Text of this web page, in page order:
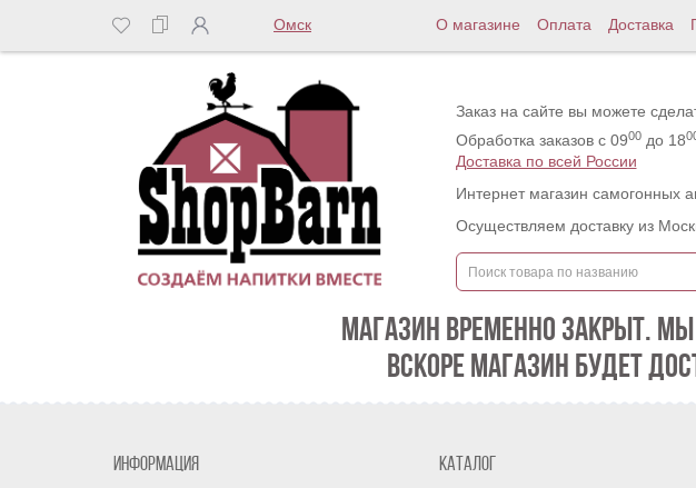
Омск О магазине Оплата Доставка
Заказ на сайте вы можете
Обработка заказов с 0900до 18
Доставка по всей России
Интернет магазин самогонных
Осуществляем доставку из
МАГАЗИН ВРЕМЕННО ЗАКРЫТ.
ВСКОРЕ МАГАЗИН БУДЕТ
Информация Каталог